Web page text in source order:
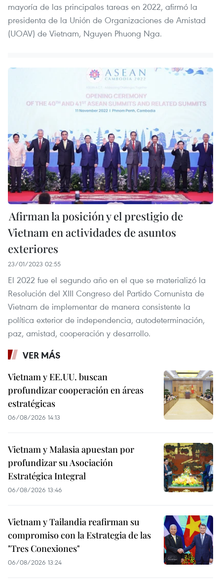
mayoría de las principales tareas en 2022, afirmó la
presidenta de la Unión de Organizaciones de Amistad
(UOAV) de Vietnam, Nguyen Phuong Nga.
Afirman la posición y el prestigio de
Vietnam en actividades de asuntos
exteriores
23/01/2023 02:55
El 2022 fue el segundo año en el que se materializó la
Resolución del XIII Congreso del Partido Comunista de
Vietnam de implementar de manera consistente la
política exterior de independencia, autodeterminación,
paz, amistad, cooperación y desarrollo.
VER MÁS
Vietnam y EE.UU. buscan
profundizar cooperación en áreas
estratégicas
06/08/2026 14:13
Vietnam y Malasia apuestan por
profundizar su Asociación
Estratégica Integral
06/08/2026 13:46
Vietnam y Tailandia reafirman su
compromiso con la Estrategia de las
"Tres Conexiones"
06/08/2026 13:24